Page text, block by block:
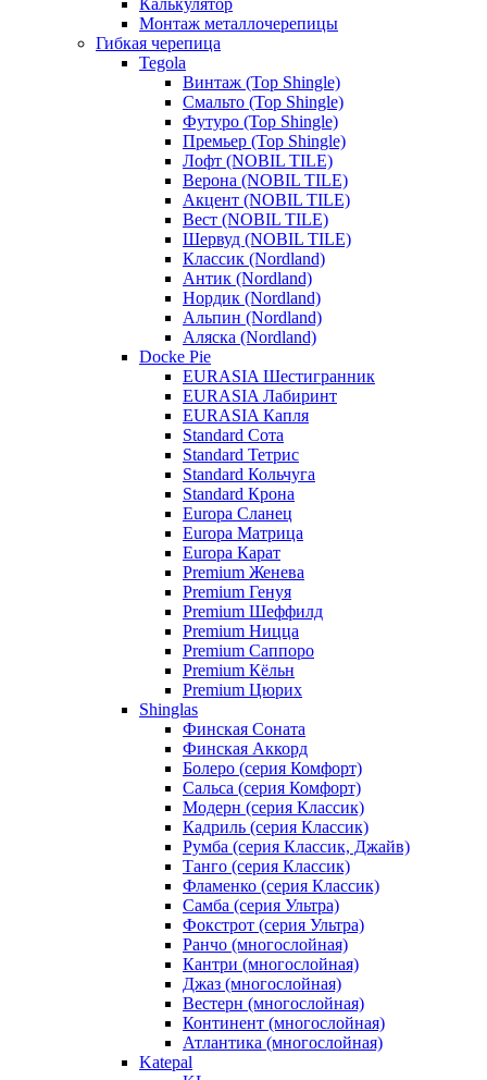
Калькулятор
Монтаж металлочерепицы
Гибкая черепица
Tegola
Винтаж (Top Shingle)
Смальто (Top Shingle)
Футуро (Top Shingle)
Премьер (Top Shingle)
Лофт (NOBIL TILE)
Верона (NOBIL TILE)
Акцент (NOBIL TILE)
Вест (NOBIL TILE)
Шервуд (NOBIL TILE)
Классик (Nordland)
Антик (Nordland)
Нордик (Nordland)
Альпин (Nordland)
Аляска (Nordland)
Docke Pie
EURASIA Шестигранник
EURASIA Лабиринт
EURASIA Капля
Standard Сота
Standard Тетрис
Standard Кольчуга
Standard Крона
Europa Сланец
Europa Матрица
Europa Карат
Premium Женева
Premium Генуя
Premium Шеффилд
Premium Ницца
Premium Саппоро
Premium Кёльн
Premium Цюрих
Shinglas
Финская Соната
Финская Аккорд
Болеро (серия Комфорт)
Сальса (серия Комфорт)
Модерн (серия Классик)
Кадриль (серия Классик)
Румба (серия Классик, Джайв)
Танго (серия Классик)
Фламенко (серия Классик)
Самба (серия Ультра)
Фокстрот (серия Ультра)
Ранчо (многослойная)
Кантри (многослойная)
Джаз (многослойная)
Вестерн (многослойная)
Континент (многослойная)
Атлантика (многослойная)
Katepal